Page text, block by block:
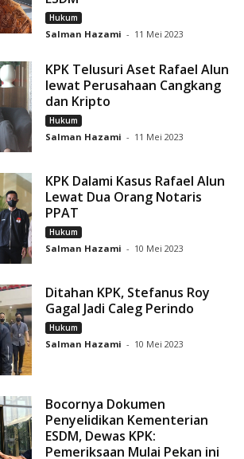
Hukum
Salman Hazami - 11 Mei 2023
KPK Telusuri Aset Rafael Alun
lewat Perusahaan Cangkang
dan Kripto
Hukum
Salman Hazami - 11 Mei 2023
KPK Dalami Kasus Rafael Alun
Lewat Dua Orang Notaris
PPAT
Hukum
Salman Hazami - 10 Mei 2023
Ditahan KPK, Stefanus Roy
Gagal Jadi Caleg Perindo
Hukum
Salman Hazami - 10 Mei 2023
Bocornya Dokumen
Penyelidikan Kementerian
ESDM, Dewas KPK:
Pemeriksaan Mulai Pekan ini